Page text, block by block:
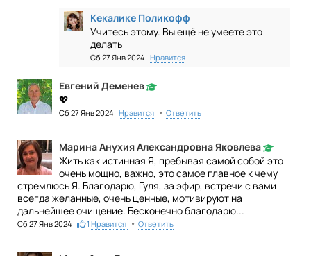
Кекалике Поликофф
Учитесь этому. Вы ещё не умеете это
делать
Сб 27 Янв 2024 Нравится
Евгений Деменев
💖
Сб 27 Янв 2024 Нравится • Ответить
Марина Анухия Александровна Яковлева
Жить как истинная Я, пребывая самой собой это
очень мощно, важно, это самое главное к чему
стремлюсь Я. Благодарю, Гуля, за эфир, встречи с вами
всегда желанные, очень ценные, мотивируют на
дальнейшее очищение. Бесконечно благодарю...
Сб 27 Янв 2024 1 Нравится • Ответить